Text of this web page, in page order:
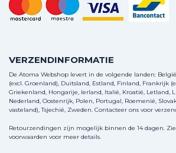
VERZENDINFORMATIE
De Atoma Webshop levert in de volgende landen:
(excl. Groenland), Duitsland, Estland, Finland, Frankrijk
Griekenland, Hongarije, Ierland, Italië, Kroatië, Letland,
Nederland, Oostenrijk, Polen, Portugal, Roemenië,
vasteland), Tsjechië, Zweden. Contacteer ons voor
Retourzendingen zijn mogelijk binnen de 14 dagen.
voorwaarden voor meer details.